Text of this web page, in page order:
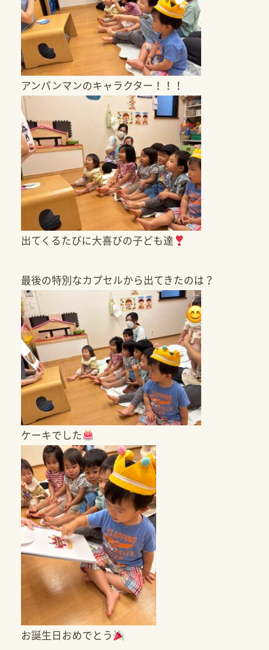
アンパンマンのキャラクター！！！
出てくるたびに大喜びの子ども達
最後の特別なカプセルから出てきたのは？
ケーキでした
お誕生日おめでとう